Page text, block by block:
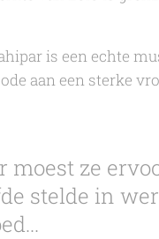
is een echte
aan een sterke
moest ze
stelde in